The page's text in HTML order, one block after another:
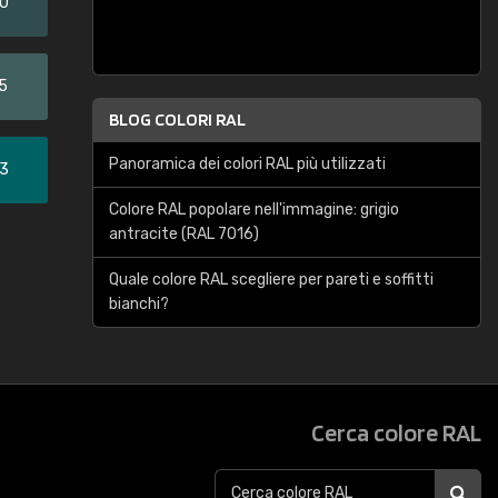
BLOG COLORI RAL
Panoramica dei colori RAL più utilizzati
Colore RAL popolare nell'immagine: grigio
antracite (RAL 7016)
Quale colore RAL scegliere per pareti e soffitti
bianchi?
Cerca colore RAL